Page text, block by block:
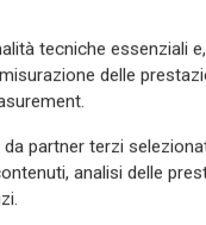
tecniche essenziali
delle
partner terzi
analisi delle